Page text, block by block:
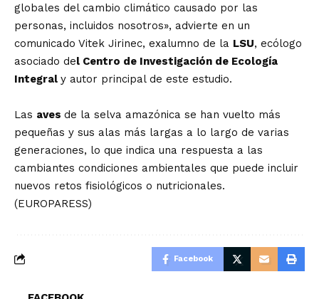
globales del cambio climático causado por las
personas, incluidos nosotros», advierte en un
comunicado Vitek Jirinec, exalumno de la LSU, ecólogo
asociado del Centro de Investigación de Ecología
Integral y autor principal de este estudio.
Las aves de la selva amazónica se han vuelto más
pequeñas y sus alas más largas a lo largo de varias
generaciones, lo que indica una respuesta a las
cambiantes condiciones ambientales que puede incluir
nuevos retos fisiológicos o nutricionales.
(EUROPARESS)
Facebook